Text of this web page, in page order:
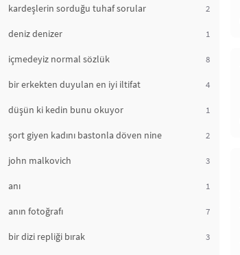
kardeşlerin sorduğu tuhaf sorular 2
deniz denizer 1
içmedeyiz normal sözlük 8
bir erkekten duyulan en iyi iltifat 4
düşün ki kedin bunu okuyor 1
şort giyen kadını bastonla döven nine 2
john malkovich 3
anı 1
anın fotoğrafı 7
bir dizi repliği bırak 3